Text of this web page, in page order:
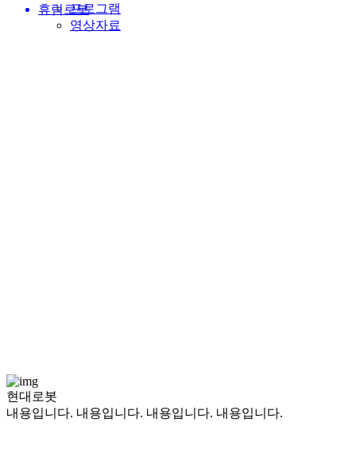
프로그램
영상자료
휴림로봇
현대로봇
내용입니다. 내용입니다. 내용입니다. 내용입니다.